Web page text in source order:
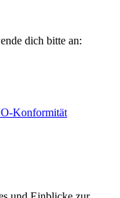
dich bitte an:
Konformität